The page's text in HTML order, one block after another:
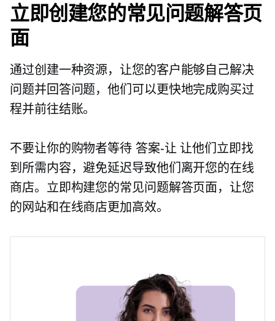
立即创建您的常见问题解答页
面
通过创建一种资源，让您的客户能够自己解决
问题并回答问题，他们可以更快地完成购买过
程并前往结账。
不要让你的购物者等待 答案-让 让他们立即找
到所需内容，避免延迟导致他们离开您的在线
商店。立即构建您的常见问题解答页面，让您
的网站和在线商店更加高效。